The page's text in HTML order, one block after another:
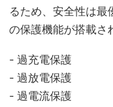
るため、安全性は最
の保護機能が搭載さ
- 過充電保護
- 過放電保護
- 過電流保護